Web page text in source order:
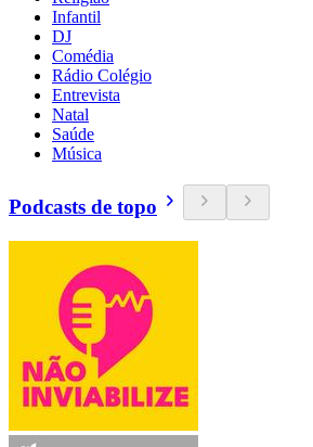
Infantil
DJ
Comédia
Rádio Colégio
Entrevista
Natal
Saúde
Música
Podcasts de topo